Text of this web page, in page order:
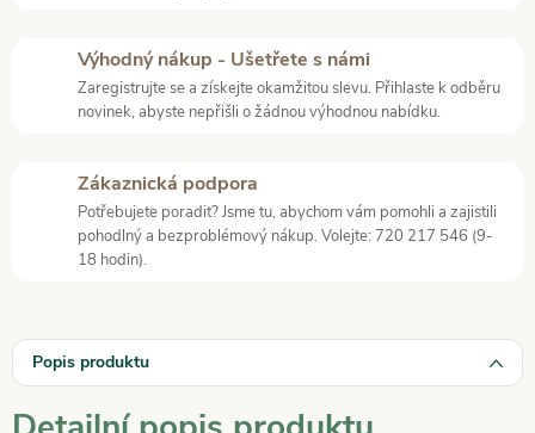
Výhodný nákup - Ušetřete s námi
Zaregistrujte se a získejte okamžitou slevu. Přihlaste k odběru
novinek, abyste nepřišli o žádnou výhodnou nabídku.
Zákaznická podpora
Potřebujete poradit? Jsme tu, abychom vám pomohli a zajistili
pohodlný a bezproblémový nákup. Volejte: 720 217 546 (9-
18 hodin).
Popis produktu